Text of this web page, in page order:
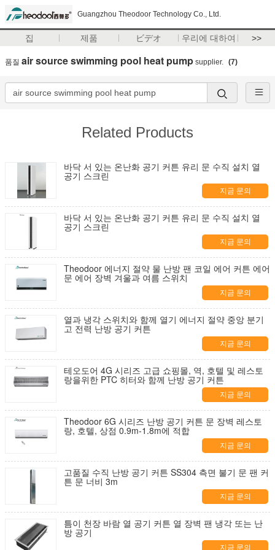
Guangzhou Theodoor Technology Co., Ltd.
집 제품 ビデオ 우리에 대하여 >>
품질 air source swimming pool heat pump supplier. (7)
Related Products
바닥 서 있는 온난화 공기 커튼 유리 문 수직 설치 열
공기 스크린
지금 문의
바닥 서 있는 온난화 공기 커튼 유리 문 수직 설치 열
공기 스크린
지금 문의
Theodoor 에너지 절약 물 난방 팬 코일 에어 커튼 에어
문 에어 장벽 겨울과 여름 스위치
지금 문의
열과 냉각 스위치와 함께 열기 에너지 절약 중앙 분기
고 전력 난방 공기 커튼
지금 문의
테오도어 4G 시리즈 고급 쇼핑몰, 역, 호텔 및 레스토
랑을위한 PTC 히터와 함께 난방 공기 커튼
지금 문의
Theodoor 6G 시리즈 난방 공기 커튼 문 장벽 레스토
랑, 호텔, 상점 0.9m-1.8m에 적합
지금 문의
고품질 수직 난방 공기 커튼 SS304 측면 불기 문 팬 커
튼 문 너비 3m
지금 문의
틈이 천장 바람 열 공기 커튼 열 장벽 팬 냉각 또는 난
방 공기
지금 문의